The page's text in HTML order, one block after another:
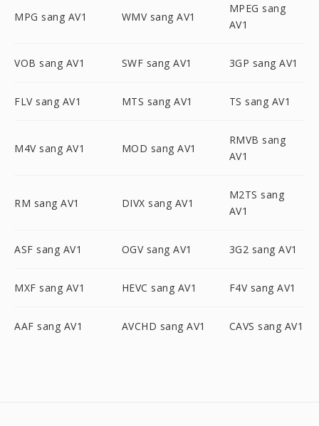
MPG sang AV1 WMV sang AV1
MPEG sang
AV1
VOB sang AV1 SWF sang AV1 3GP sang AV1
FLV sang AV1 MTS sang AV1 TS sang AV1
M4V sang AV1 MOD sang AV1
RMVB sang
AV1
RM sang AV1 DIVX sang AV1
M2TS sang
AV1
ASF sang AV1 OGV sang AV1 3G2 sang AV1
MXF sang AV1 HEVC sang AV1 F4V sang AV1
AAF sang AV1 AVCHD sang AV1 CAVS sang AV1